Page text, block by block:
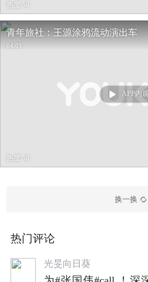
热度 58
青年旅社：王源涂鸦流动演出车
04:01
APP内
热度 58
换一换
热门评论
光旻向日葵